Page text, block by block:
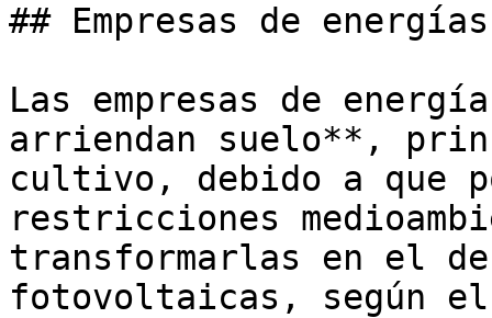
## Empresas de
Las empresas de
arriendan suelo**,
cultivo, debido a que
restricciones
transformarlas en el
fotovoltaicas, según